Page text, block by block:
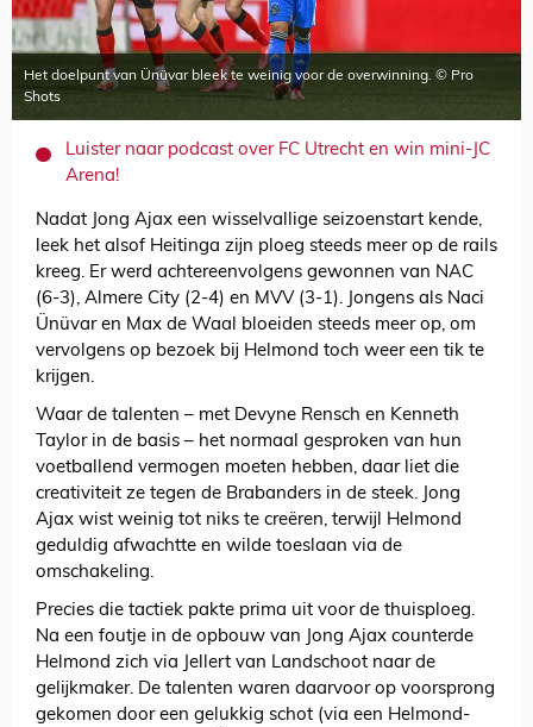
Het doelpunt van Ünüvar bleek te weinig voor de overwinning. © Pro
Shots
Luister naar podcast over FC Utrecht en win mini-JC
Arena!
Nadat Jong Ajax een wisselvallige seizoenstart kende,
leek het alsof Heitinga zijn ploeg steeds meer op de rails
kreeg. Er werd achtereenvolgens gewonnen van NAC
(6-3), Almere City (2-4) en MVV (3-1). Jongens als Naci
Ünüvar en Max de Waal bloeiden steeds meer op, om
vervolgens op bezoek bij Helmond toch weer een tik te
krijgen.
Waar de talenten – met Devyne Rensch en Kenneth
Taylor in de basis – het normaal gesproken van hun
voetballend vermogen moeten hebben, daar liet die
creativiteit ze tegen de Brabanders in de steek. Jong
Ajax wist weinig tot niks te creëren, terwijl Helmond
geduldig afwachtte en wilde toeslaan via de
omschakeling.
Precies die tactiek pakte prima uit voor de thuisploeg.
Na een foutje in de opbouw van Jong Ajax counterde
Helmond zich via Jellert van Landschoot naar de
gelijkmaker. De talenten waren daarvoor op voorsprong
gekomen door een gelukkig schot (via een Helmond-